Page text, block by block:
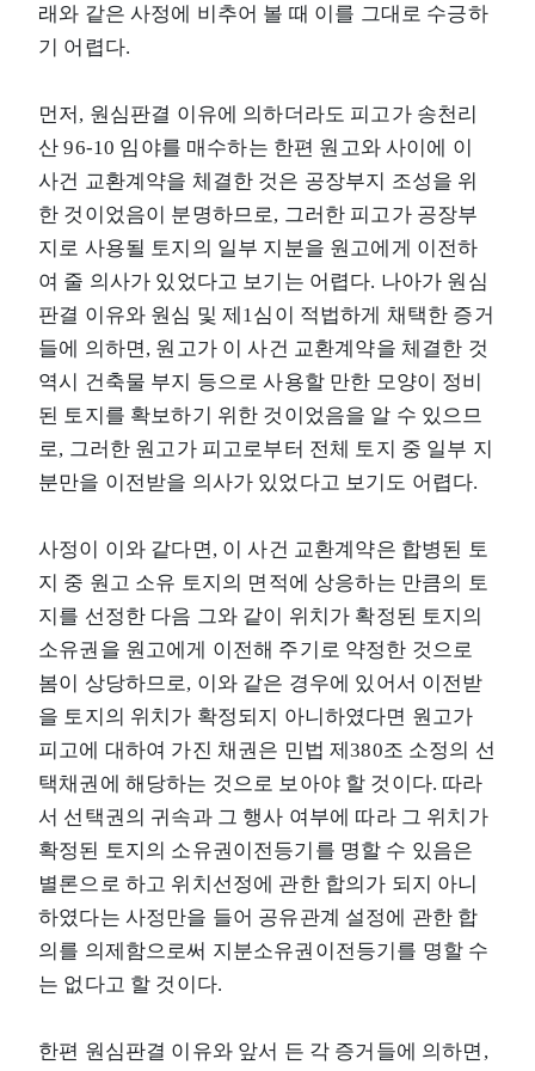
래와 같은 사정에 비추어 볼 때 이를 그대로 수긍하
기 어렵다.
먼저, 원심판결 이유에 의하더라도 피고가 송천리
산 96-10 임야를 매수하는 한편 원고와 사이에 이
사건 교환계약을 체결한 것은 공장부지 조성을 위
한 것이었음이 분명하므로, 그러한 피고가 공장부
지로 사용될 토지의 일부 지분을 원고에게 이전하
여 줄 의사가 있었다고 보기는 어렵다. 나아가 원심
판결 이유와 원심 및 제1심이 적법하게 채택한 증거
들에 의하면, 원고가 이 사건 교환계약을 체결한 것
역시 건축물 부지 등으로 사용할 만한 모양이 정비
된 토지를 확보하기 위한 것이었음을 알 수 있으므
로, 그러한 원고가 피고로부터 전체 토지 중 일부 지
분만을 이전받을 의사가 있었다고 보기도 어렵다.
사정이 이와 같다면, 이 사건 교환계약은 합병된 토
지 중 원고 소유 토지의 면적에 상응하는 만큼의 토
지를 선정한 다음 그와 같이 위치가 확정된 토지의
소유권을 원고에게 이전해 주기로 약정한 것으로
봄이 상당하므로, 이와 같은 경우에 있어서 이전받
을 토지의 위치가 확정되지 아니하였다면 원고가
피고에 대하여 가진 채권은 민법 제380조 소정의 선
택채권에 해당하는 것으로 보아야 할 것이다. 따라
서 선택권의 귀속과 그 행사 여부에 따라 그 위치가
확정된 토지의 소유권이전등기를 명할 수 있음은
별론으로 하고 위치선정에 관한 합의가 되지 아니
하였다는 사정만을 들어 공유관계 설정에 관한 합
의를 의제함으로써 지분소유권이전등기를 명할 수
는 없다고 할 것이다.
한편 원심판결 이유와 앞서 든 각 증거들에 의하면,